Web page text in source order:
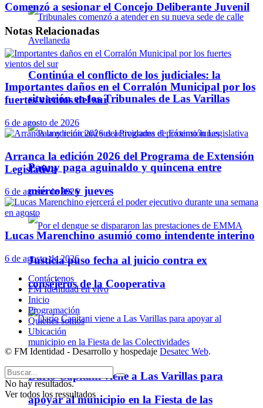
Continúa el conflicto de los judiciales: la
situación en los Tribunales de Las Varillas
Pauny paga aguinaldo y quincena entre
miércoles y jueves
Justicia puso fecha al juicio contra ex
consejeros de la Cooperativa
Darío Capitani viene a Las Varillas para
apoyar al municipio en la Fiesta de las
Comenzó a sesionar el Concejo Deliberante Juvenil
Notas Relacionadas
Importantes daños en el Corralón Municipal por los
fuertes vientos del sur
6 de agosto de 2026
Arranca la edición 2026 del Programa de Extensión
Legislativa
6 de agosto de 2026
Lucas Marenchino asumió como intendente interino
6 de agosto de 2026
Contáctenos
FM Identidad en vivo
Inicio
Programación
Quienes somos
Ubicación
© FM Identidad - Desarrollo y hospedaje Desatec Web.
No hay resultados.
Ver todos los ressultados